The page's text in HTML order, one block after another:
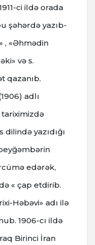
ci ildə orada
şəhərdə yazıb-
, «Əhmədin
və s.
qazanıb.
adlı
yazıdığı
edərək,
« çap etdirib.
Həbəvi» adı ilə
1906-cı ildə
Birinci İran